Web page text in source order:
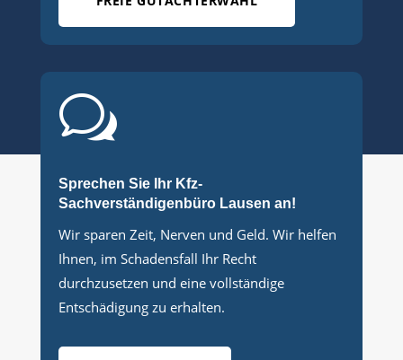
w
Sprechen Sie Ihr Kfz-
Sachverständigenbüro Lausen an!
Wir sparen Zeit, Nerven und Geld. Wir helfen
Ihnen, im Schadensfall Ihr Recht
durchzusetzen und eine vollständige
Entschädigung zu erhalten.